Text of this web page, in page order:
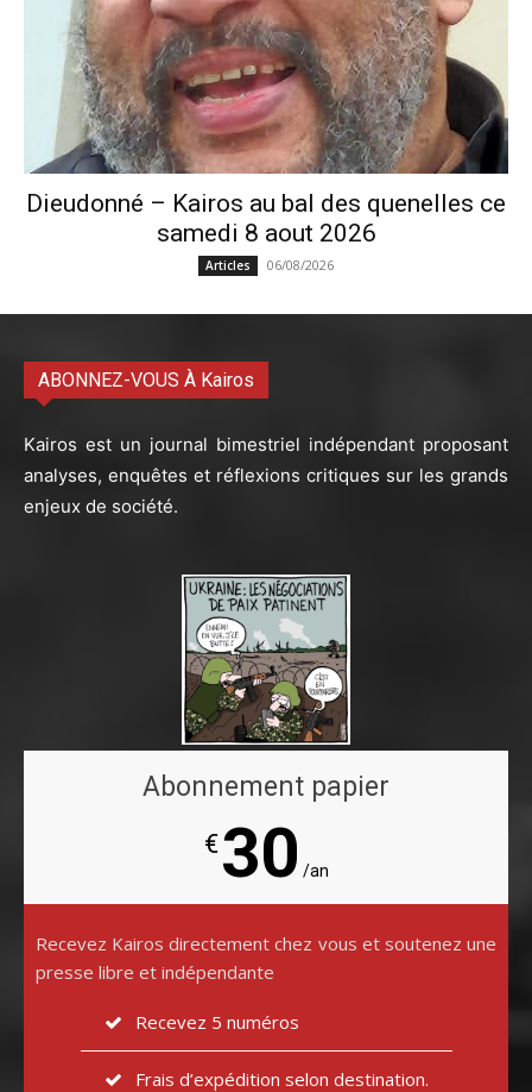
Dieudonné – Kairos au bal des quenelles ce
samedi 8 aout 2026
Articles 06/08/2026
ABONNEZ-VOUS À Kairos
Kairos est un journal bimestriel indépendant proposant
analyses, enquêtes et réflexions critiques sur les grands
enjeux de société.
Abonnement papier
€30 /an
Recevez Kairos directement chez vous et soutenez une
presse libre et indépendante
Recevez 5 numéros
Frais d’expédition selon destination.